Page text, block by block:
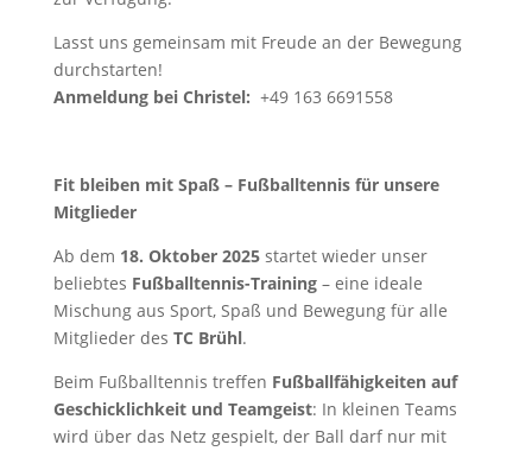
Lasst uns gemeinsam mit Freude an der Bewegung
durchstarten!
Anmeldung bei Christel: +49 163 6691558
Fit bleiben mit Spaß – Fußballtennis für unsere
Mitglieder
Ab dem 18. Oktober 2025startet wieder unser
beliebtes Fußballtennis-Training– eine ideale
Mischung aus Sport, Spaß und Bewegung für alle
Mitglieder des TC Brühl.
Beim Fußballtennis treffen Fußballfähigkeiten auf
Geschicklichkeit und Teamgeist: In kleinen Teams
wird über das Netz gespielt, der Ball darf nur mit